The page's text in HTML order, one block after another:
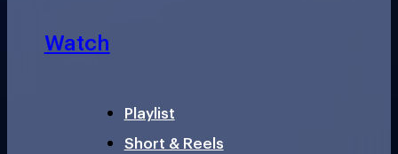
Watch
Playlist
Short & Reels